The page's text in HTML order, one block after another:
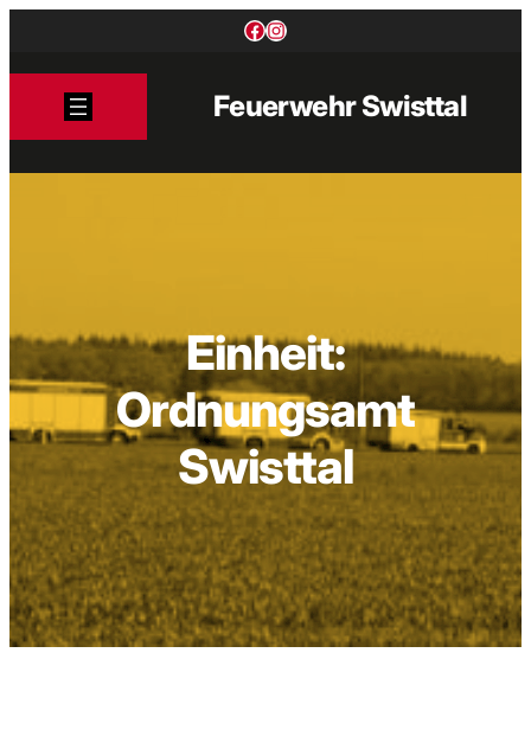
Facebook
Instagram
Feuerwehr Swisttal
Einheit:
Ordnungsamt
Swisttal